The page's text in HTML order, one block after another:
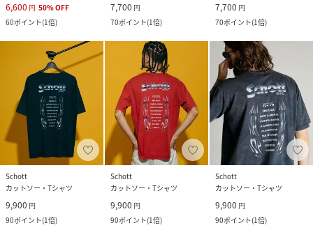
6,600 円 50%OFF
60ポイント(1倍)
7,700 円
70ポイント(1倍)
7,700 円
70ポイント(1倍)
Schott
カットソー・Tシャツ
9,900 円
90ポイント(1倍)
Schott
カットソー・Tシャツ
9,900 円
90ポイント(1倍)
Schott
カットソー・Tシャツ
9,900 円
90ポイント(1倍)